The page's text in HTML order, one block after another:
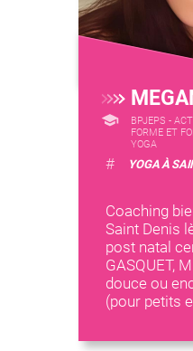
BPJEPS -
FORME ET
YOGA
# YOGA À
Coaching
Saint Denis
post natal
GASQUET,
douce ou
(pour petits